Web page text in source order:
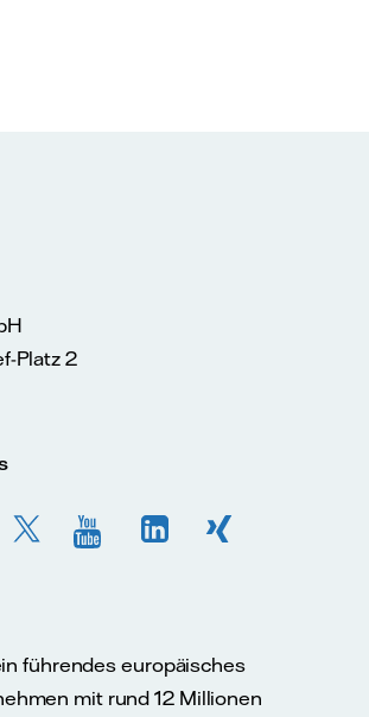
Platz 2
führendes europäisches
mit rund 12 Millionen